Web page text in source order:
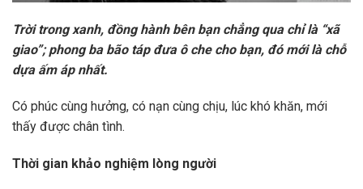
Trời trong xanh, đồng hành bên bạn chẳng qua chỉ là “xã
giao”; phong ba bão táp đưa ô che cho bạn, đó mới là chỗ
dựa ấm áp nhất.
Có phúc cùng hưởng, có nạn cùng chịu, lúc khó khăn, mới
thấy được chân tình.
Thời gian khảo nghiệm lòng người